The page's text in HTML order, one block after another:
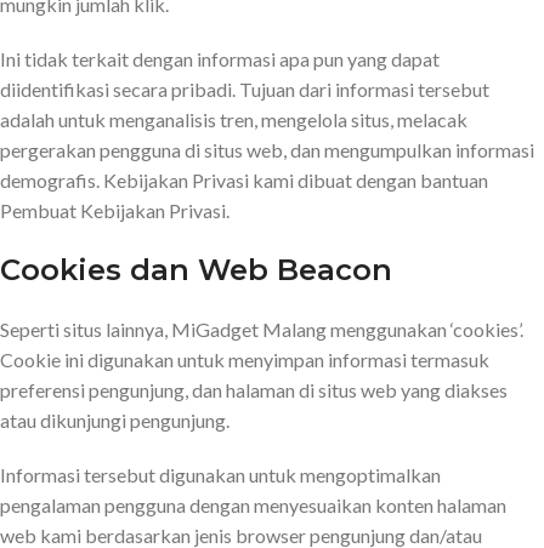
Ini tidak terkait dengan informasi apa pun yang dapat
diidentifikasi secara pribadi. Tujuan dari informasi tersebut
adalah untuk menganalisis tren, mengelola situs, melacak
pergerakan pengguna di situs web, dan mengumpulkan informasi
demografis. Kebijakan Privasi kami dibuat dengan bantuan
Pembuat Kebijakan Privasi.
Cookies dan Web Beacon
Seperti situs lainnya, MiGadget Malang menggunakan ‘cookies’.
Cookie ini digunakan untuk menyimpan informasi termasuk
preferensi pengunjung, dan halaman di situs web yang diakses
atau dikunjungi pengunjung.
Informasi tersebut digunakan untuk mengoptimalkan
pengalaman pengguna dengan menyesuaikan konten halaman
web kami berdasarkan jenis browser pengunjung dan/atau